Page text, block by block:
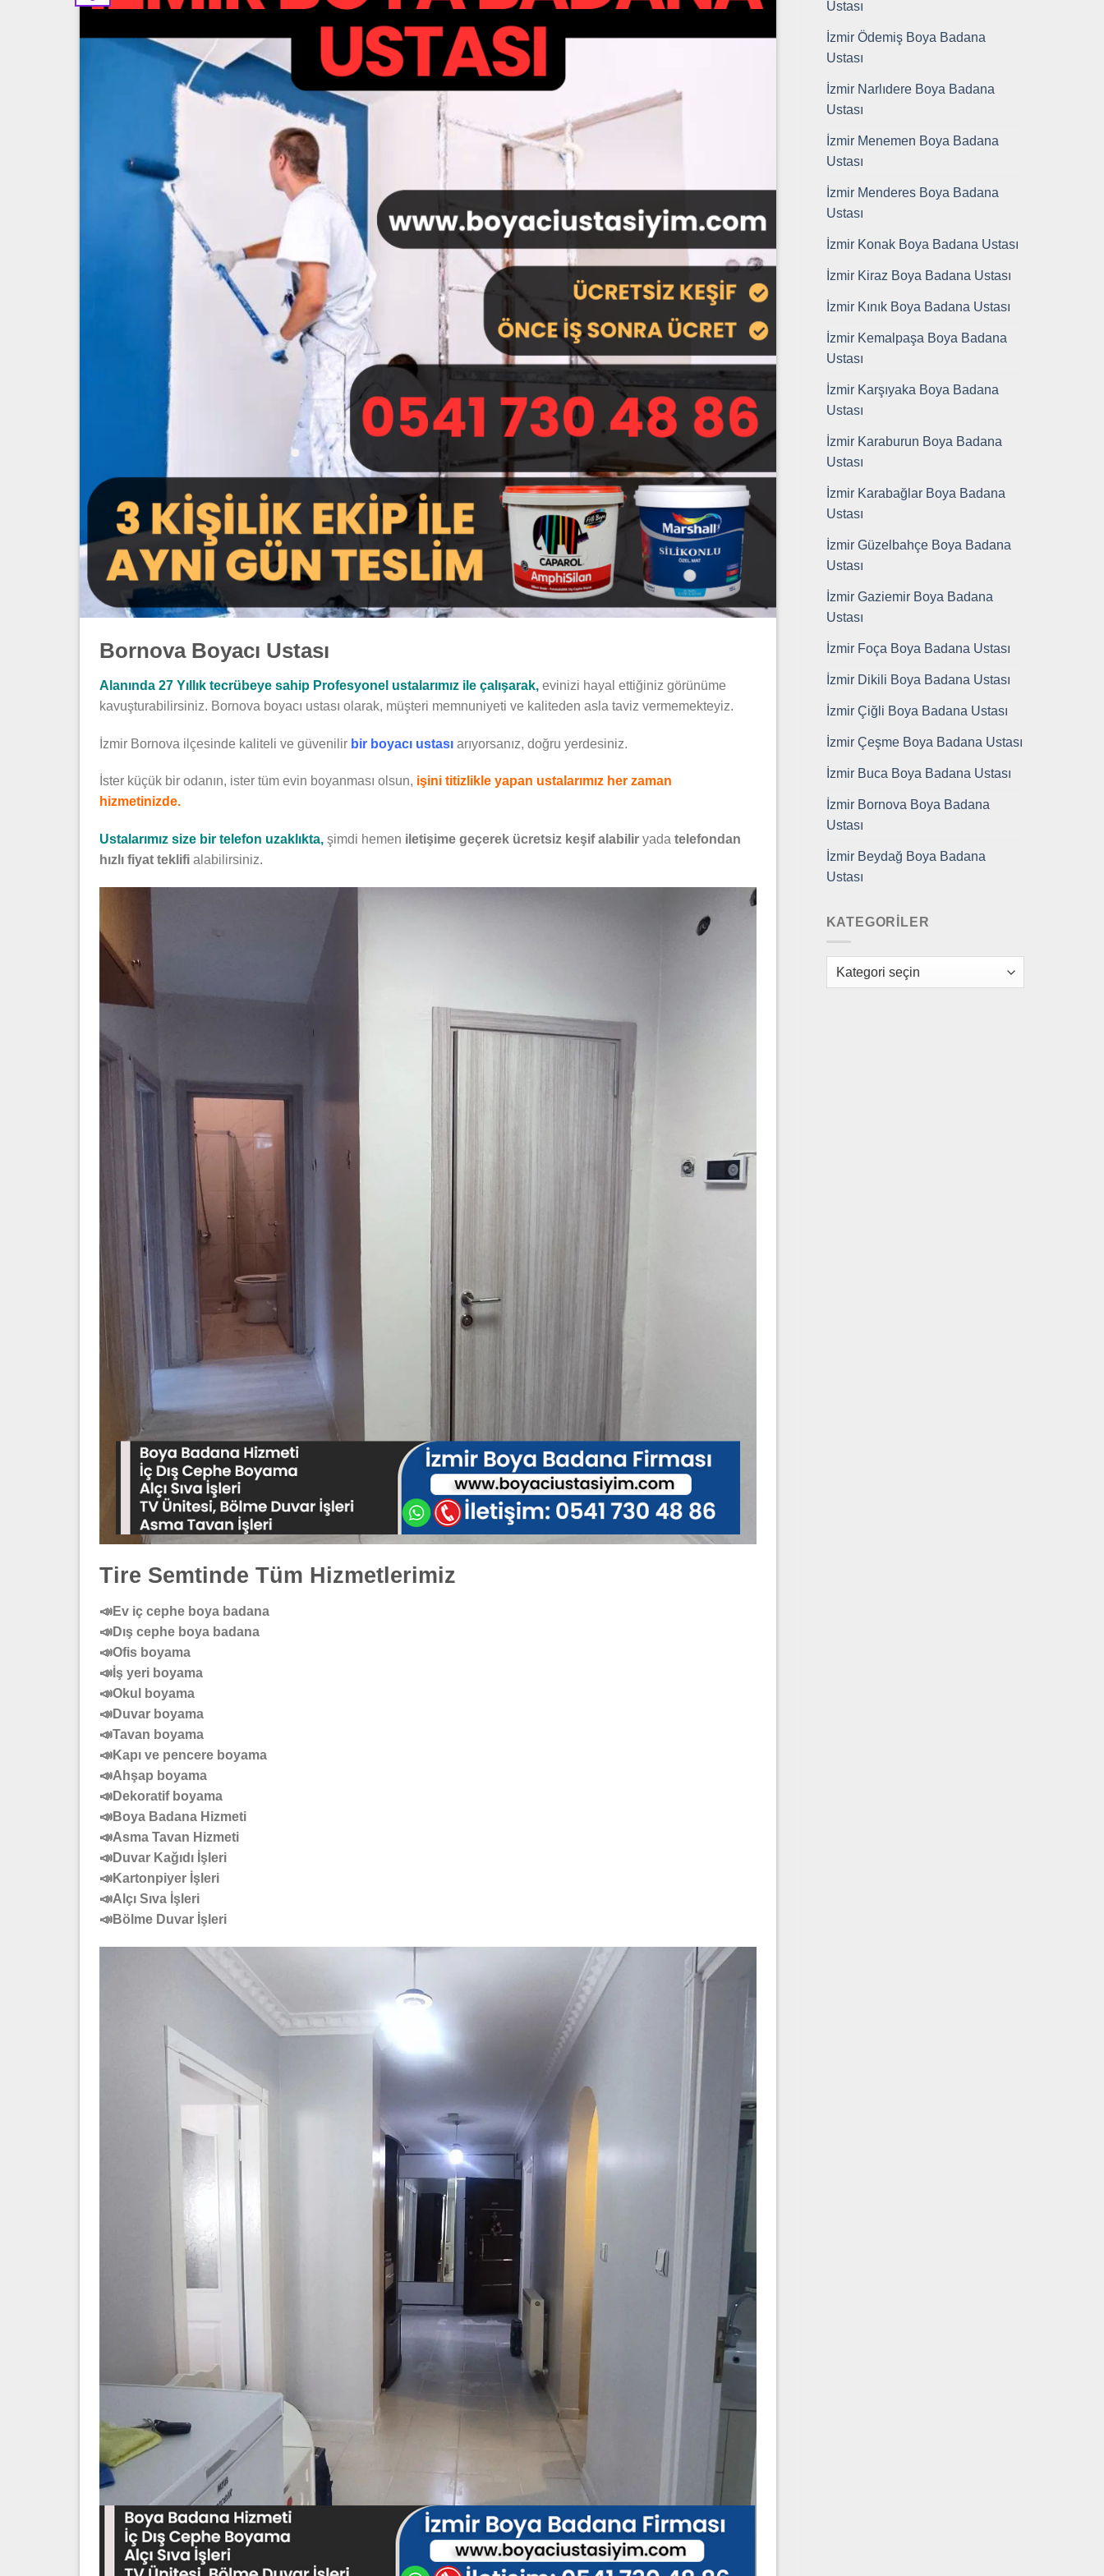
Bornova Boyacı Ustası
Alanında 27 Yıllık tecrübeye sahip Profesyonel ustalarımız ile çalışarak, evinizi hayal ettiğiniz görünüme
kavuşturabilirsiniz. Bornova boyacı ustası olarak, müşteri memnuniyeti ve kaliteden asla taviz vermemekteyiz.
İzmir Bornova ilçesinde kaliteli ve güvenilir bir boyacı ustası arıyorsanız, doğru yerdesiniz.
İster küçük bir odanın, ister tüm evin boyanması olsun, işini titizlikle yapan ustalarımız her zaman
hizmetinizde.
Ustalarımız size bir telefon uzaklıkta, şimdi hemen iletişime geçerek ücretsiz keşif alabilir yada telefondan
hızlı fiyat teklifi alabilirsiniz.
Tire Semtinde Tüm Hizmetlerimiz
📣Ev iç cephe boya badana
📣Dış cephe boya badana
📣Ofis boyama
📣İş yeri boyama
📣Okul boyama
📣Duvar boyama
📣Tavan boyama
📣Kapı ve pencere boyama
📣Ahşap boyama
📣Dekoratif boyama
📣Boya Badana Hizmeti
📣Asma Tavan Hizmeti
📣Duvar Kağıdı İşleri
📣Kartonpiyer İşleri
📣Alçı Sıva İşleri
📣Bölme Duvar İşleri
Ustası
İzmir Ödemiş Boya Badana
Ustası
İzmir Narlıdere Boya Badana
Ustası
İzmir Menemen Boya Badana
Ustası
İzmir Menderes Boya Badana
Ustası
İzmir Konak Boya Badana Ustası
İzmir Kiraz Boya Badana Ustası
İzmir Kınık Boya Badana Ustası
İzmir Kemalpaşa Boya Badana
Ustası
İzmir Karşıyaka Boya Badana
Ustası
İzmir Karaburun Boya Badana
Ustası
İzmir Karabağlar Boya Badana
Ustası
İzmir Güzelbahçe Boya Badana
Ustası
İzmir Gaziemir Boya Badana
Ustası
İzmir Foça Boya Badana Ustası
İzmir Dikili Boya Badana Ustası
İzmir Çiğli Boya Badana Ustası
İzmir Çeşme Boya Badana Ustası
İzmir Buca Boya Badana Ustası
İzmir Bornova Boya Badana
Ustası
İzmir Beydağ Boya Badana
Ustası
KATEGORILER
Kategoriler